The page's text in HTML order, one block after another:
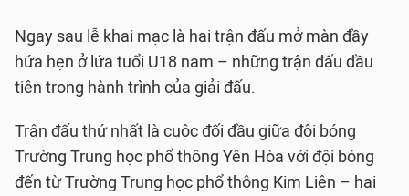
Ngay sau lễ khai mạc là hai trận đấu mở màn đầy
hứa hẹn ở lứa tuổi U18 nam – những trận đấu đầu
tiên trong hành trình của giải đấu.
Trận đấu thứ nhất là cuộc đối đầu giữa đội bóng
Trường Trung học phổ thông Yên Hòa với đội bóng
đến từ Trường Trung học phổ thông Kim Liên – hai